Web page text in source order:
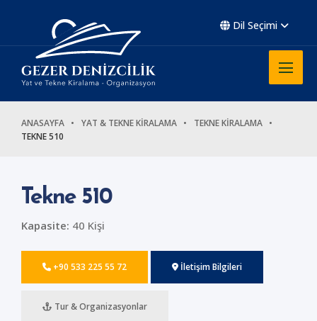
Dil Seçimi
ANASAYFA YAT & TEKNE KİRALAMA
TEKNE KİRALAMA
TEKNE 510
Tekne 510
Kapasite: 40 Kişi
+90 533 225 55 72 İletişim Bilgileri
Tur & Organizasyonlar